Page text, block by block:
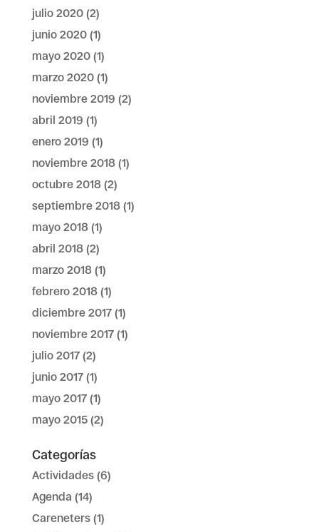
julio 2020(2)
junio 2020(1)
mayo 2020(1)
marzo 2020(1)
noviembre 2019 (2)
abril 2019 (1)
enero 2019 (1)
noviembre 2018(1)
octubre 2018(2)
septiembre 2018(1)
mayo 2018(1)
abril 2018(2)
marzo 2018(1)
febrero 2018(1)
diciembre 2017(1)
noviembre 2017(1)
julio 2017(2)
junio 2017(1)
mayo 2017(1)
mayo 2015(2)
Categorías
Actividades(6)
Agenda (14)
Careneters(1)